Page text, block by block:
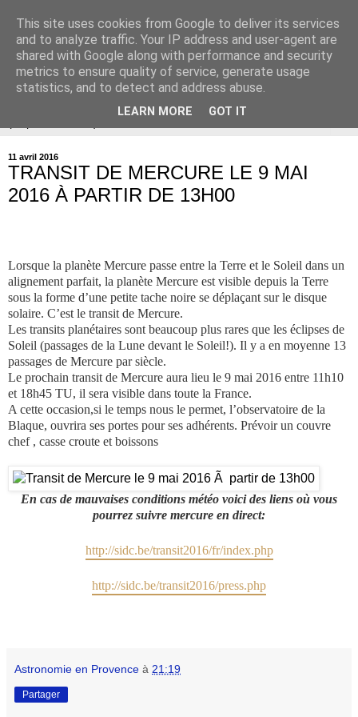
Association Astronomie en
Provence
11 avril 2016
TRANSIT DE MERCURE LE 9 MAI
2016 À PARTIR DE 13H00
Lorsque la planète Mercure passe entre la Terre et le Soleil dans un
alignement parfait, la planète Mercure est visible depuis la Terre
sous la forme d’une petite tache noire se déplaçant sur le disque
solaire. C’est le transit de Mercure.
Les transits planétaires sont beaucoup plus rares que les éclipses de
Soleil (passages de la Lune devant le Soleil!). Il y a en moyenne 13
passages de Mercure par siècle.
Le prochain transit de Mercure aura lieu le 9 mai 2016 entre 11h10
et 18h45 TU, il sera visible dans toute la France.
A cette occasion,si le temps nous le permet, l’observatoire de la
Blaque, ouvrira ses portes pour ses adhérents. Prévoir un couvre
chef , casse croute et boissons
En cas de mauvaises conditions météo voici des liens où vous
pourrez suivre mercure en direct:
http://sidc.be/transit2016/fr/index.php
http://sidc.be/transit2016/press.php
Astronomie en Provence à 21:19
Partager
This site uses cookies from Google to deliver its services
and to analyze traffic. Your IP address and user-agent are
shared with Google along with performance and security
metrics to ensure quality of service, generate usage
statistics, and to detect and address abuse.
LEARN MORE GOT IT